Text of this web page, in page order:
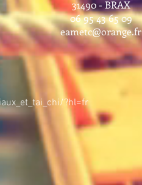
31490 - BRAX
06 95 43 65 09
eametc@orange.fr
?hl=fr